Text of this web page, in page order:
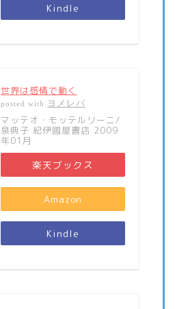
Kindle
世界は感情で動く
posted with ヨメレバ
マッテオ・モッテルリーニ/
泉典子 紀伊國屋書店 2009
年01月
楽天ブックス
Amazon
Kindle